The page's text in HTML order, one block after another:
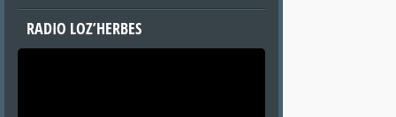
RADIO LOZ’HERBES
Lecteur